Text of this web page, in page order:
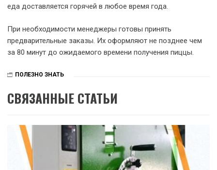
еда доставляется горячей в любое время года.
При необходимости менеджеры готовы принять
предварительные заказы. Их оформляют не позднее чем
за 80 минут до ожидаемого времени получения пиццы.
ПОЛЕЗНО ЗНАТЬ
СВЯЗАННЫЕ СТАТЬИ